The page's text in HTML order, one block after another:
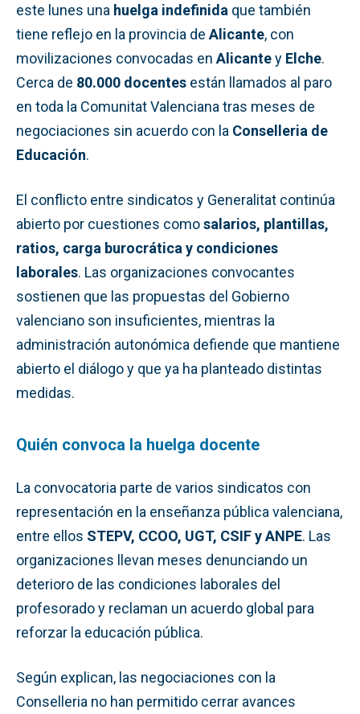
este lunes una huelga indefinida que también
tiene reflejo en la provincia de Alicante, con
movilizaciones convocadas en Alicantey Elche.
Cerca de 80.000 docentes están llamados al paro
en toda la Comunitat Valenciana tras meses de
negociaciones sin acuerdo con la Conselleria de
Educación.
El conflicto entre sindicatos y Generalitat continúa
abierto por cuestiones comosalarios, plantillas,
ratios, carga burocrática y condiciones
laborales. Las organizaciones convocantes
sostienen que las propuestas del Gobierno
valenciano son insuficientes, mientras la
administración autonómica defiende que mantiene
abierto el diálogo y que ya ha planteado distintas
medidas.
Quién convoca la huelga docente
La convocatoria parte de varios sindicatos con
representación en la enseñanza pública valenciana,
entre ellos STEPV, CCOO, UGT, CSIF y ANPE. Las
organizaciones llevan meses denunciando un
deterioro de las condiciones laborales del
profesorado y reclaman un acuerdo global para
reforzar la educación pública.
Según explican, las negociaciones con la
Conselleria no han permitido cerrar avances